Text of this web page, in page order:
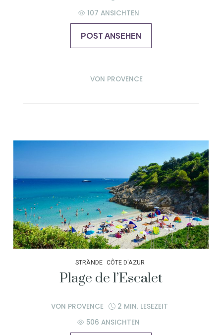
107 ANSICHTEN
POST ANSEHEN
VON PROVENCE
STRÄNDE CÔTE D'AZUR
Plage de l’Escalet
VON PROVENCE
2 MIN. LESEZEIT
506 ANSICHTEN